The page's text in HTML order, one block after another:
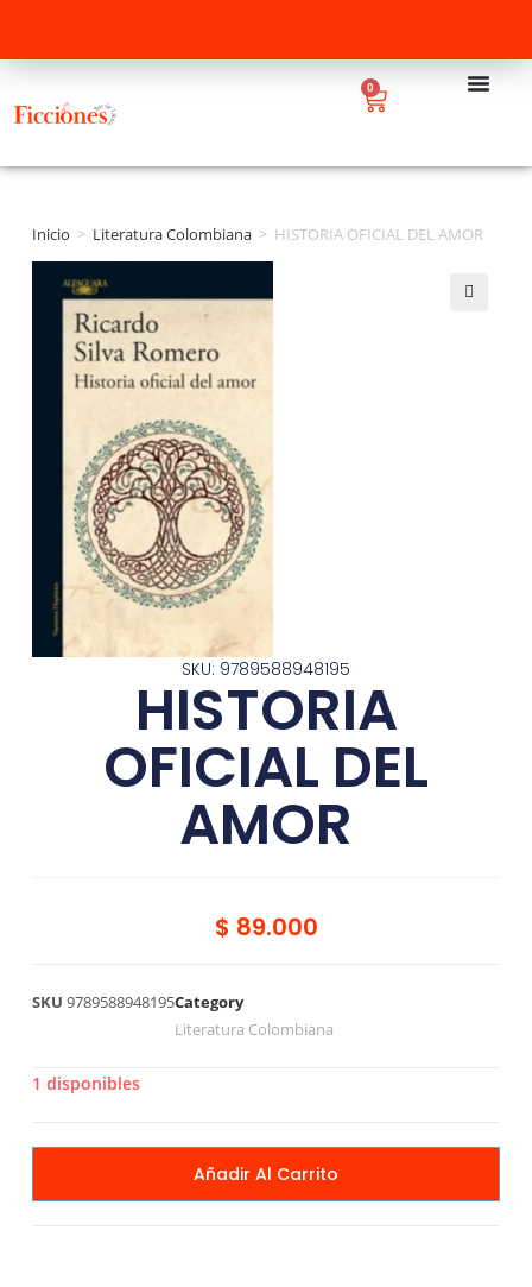
0
Inicio > Literatura Colombiana > HISTORIA OFICIAL DEL AMOR
SKU: 9789588948195
HISTORIA
OFICIAL DEL
AMOR
$ 89.000
SKU 9789588948195Category
Literatura Colombiana
1 disponibles
Añadir Al Carrito